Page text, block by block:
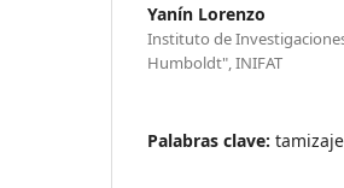
Yanín Lorenzo
Instituto de
Humboldt", INIFAT
Palabras clave: